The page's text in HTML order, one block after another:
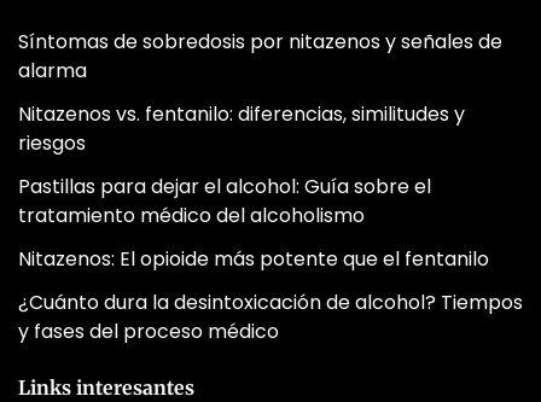
Síntomas de sobredosis por nitazenos y señales de
alarma
Nitazenos vs. fentanilo: diferencias, similitudes y
riesgos
Pastillas para dejar el alcohol: Guía sobre el
tratamiento médico del alcoholismo
Nitazenos: El opioide más potente que el fentanilo
¿Cuánto dura la desintoxicación de alcohol? Tiempos
y fases del proceso médico
Links interesantes